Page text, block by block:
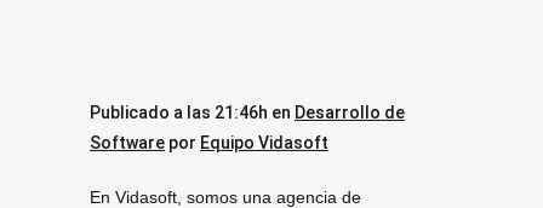
Publicado a las 21:46h en Desarrollo de
Software por Equipo Vidasoft
En Vidasoft, somos una agencia de